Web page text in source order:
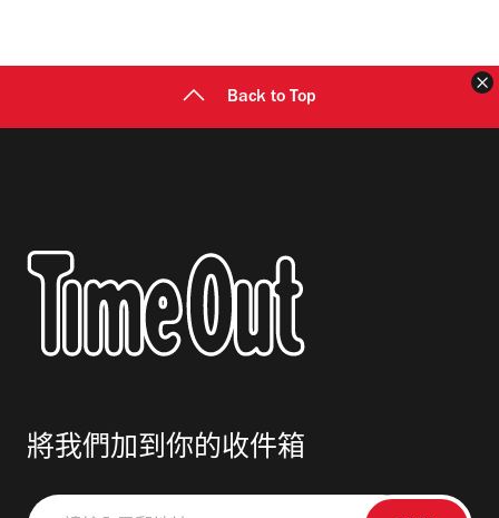
Back to Top
將我們加到你的收件箱
請